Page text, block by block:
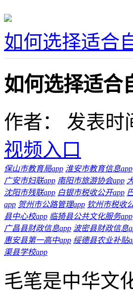
如何选择适合
如何选择适合
作者：
发表时
视频入口
保山市教育局app 淮安市教育信息app
广安市妇联app 南阳市旅游协会app
沈阳市残联app 白银市税收公开app
app 贺州市公路管理app 钦州市税收
县中心校app 临猗县公共文化服务app
广昌县财政信息app 波密县财政信息
惠安县第一高中app 绥德县农业补贴
渠县学校app
毛笔是中华文